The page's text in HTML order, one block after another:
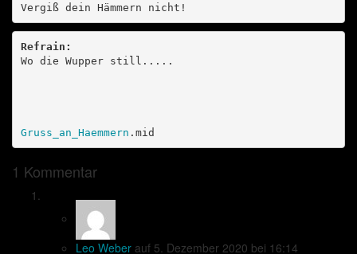
Vergiß dein Hämmern nicht!
Refrain:
Wo die Wupper still.....
Gruss_an_Haemmern .mid
1 Kommentar
Leo Weber auf 5. Dezember 2020 bei 16:14